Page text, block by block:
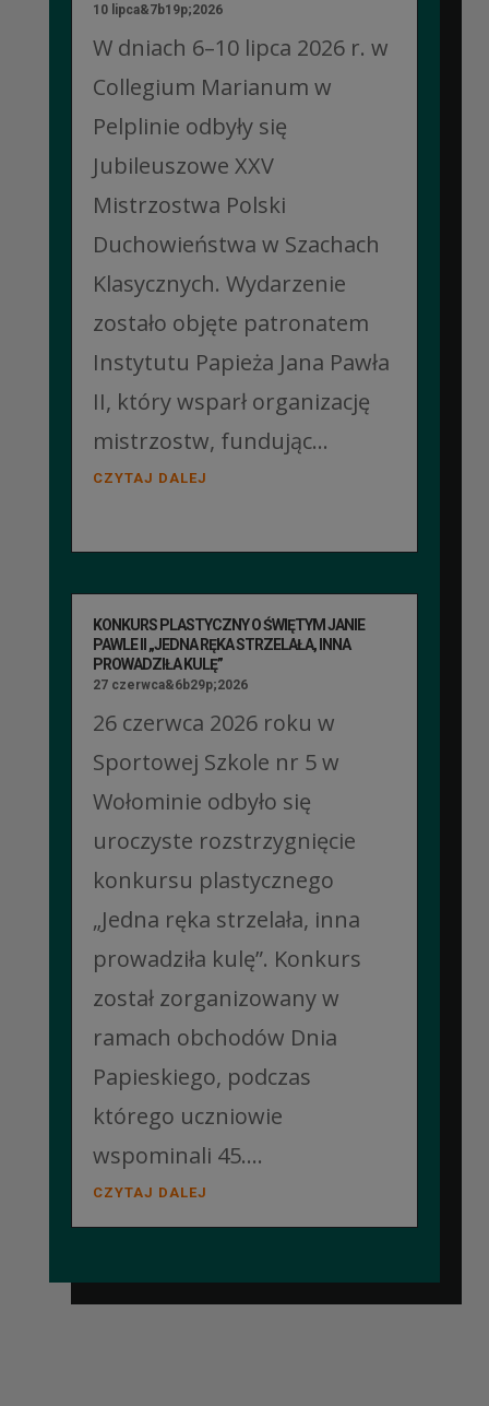
10 lipca&7b19p;2026
W dniach 6–10 lipca 2026 r. w
Collegium Marianum w
Pelplinie odbyły się
Jubileuszowe XXV
Mistrzostwa Polski
Duchowieństwa w Szachach
Klasycznych. Wydarzenie
zostało objęte patronatem
Instytutu Papieża Jana Pawła
II, który wsparł organizację
mistrzostw, fundując...
CZYTAJ DALEJ
KONKURS PLASTYCZNY O ŚWIĘTYM JANIE
PAWLE II „JEDNA RĘKA STRZELAŁA, INNA
PROWADZIŁA KULĘ”
27 czerwca&6b29p;2026
26 czerwca 2026 roku w
Sportowej Szkole nr 5 w
Wołominie odbyło się
uroczyste rozstrzygnięcie
konkursu plastycznego
„Jedna ręka strzelała, inna
prowadziła kulę”. Konkurs
został zorganizowany w
ramach obchodów Dnia
Papieskiego, podczas
którego uczniowie
wspominali 45....
CZYTAJ DALEJ